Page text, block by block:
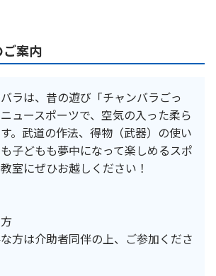
案内
ラは、昔の遊び「チャンバラごっ
ュースポーツで、空気の入った柔ら
。武道の作法、得物（武器）の使い
子どもも夢中になって楽しめるスポ
室にぜひお越しください！
方は介助者同伴の上、ご参加くださ